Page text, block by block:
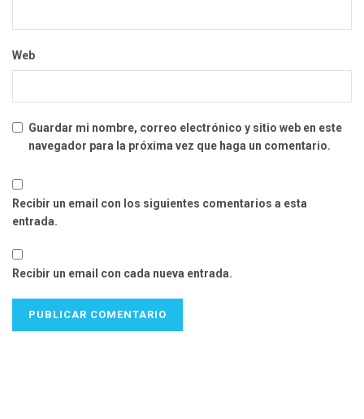
Web
Guardar mi nombre, correo electrónico y sitio web en este
navegador para la próxima vez que haga un comentario.
Recibir un email con los siguientes comentarios a esta
entrada.
Recibir un email con cada nueva entrada.